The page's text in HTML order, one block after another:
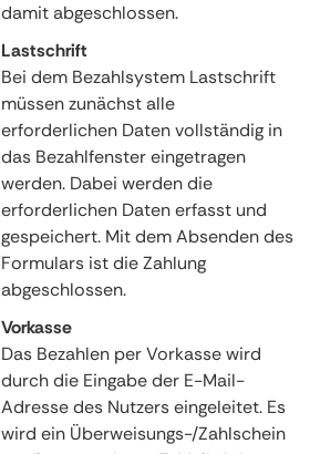
damit abgeschlossen.
Lastschrift
Bei dem Bezahlsystem Lastschrift
müssen zunächst alle
erforderlichen Daten vollständig in
das Bezahlfenster eingetragen
werden. Dabei werden die
erforderlichen Daten erfasst und
gespeichert. Mit dem Absenden des
Formulars ist die Zahlung
abgeschlossen.
Vorkasse
Das Bezahlen per Vorkasse wird
durch die Eingabe der E-Mail-
Adresse des Nutzers eingeleitet. Es
wird ein Überweisungs-/Zahlschein